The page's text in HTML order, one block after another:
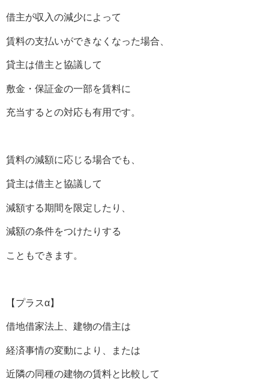
借主が収入の減少によって
賃料の支払いができなくなった場合、
貸主は借主と協議して
敷金・保証金の一部を賃料に
充当するとの対応も有用です。
賃料の減額に応じる場合でも、
貸主は借主と協議して
減額する期間を限定したり、
減額の条件をつけたりする
こともできます。
【プラスα】
借地借家法上、建物の借主は
経済事情の変動により、または
近隣の同種の建物の賃料と比較して